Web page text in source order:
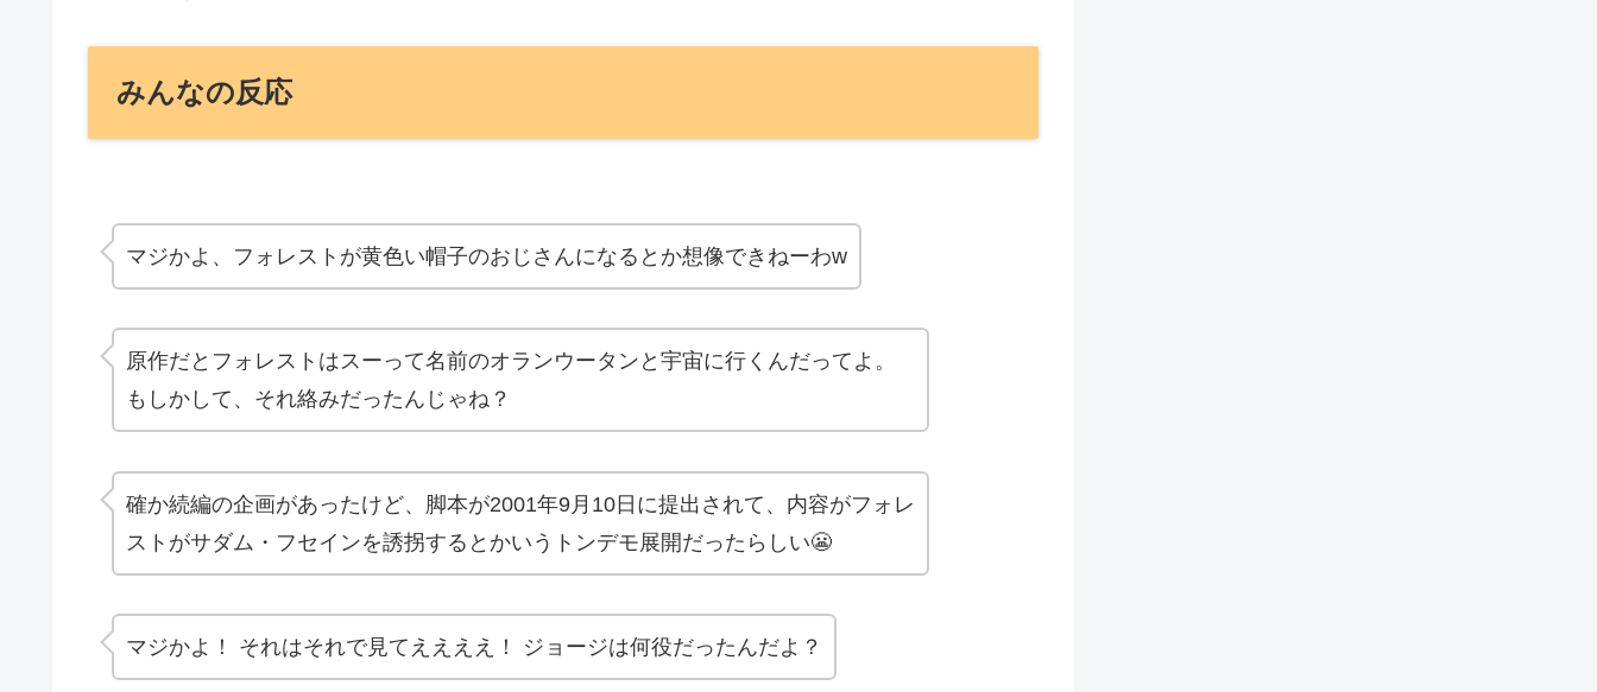
みんなの反応
マジかよ、フォレストが黄色い帽子のおじさんになるとか想像できねーわw
原作だとフォレストはスーって名前のオランウータンと宇宙に行くんだってよ。
もしかして、それ絡みだったんじゃね？
確か続編の企画があったけど、脚本が2001年9月10日 に提出されて、内容がフォレ
ストがサダム・フセインを誘拐するとかいうトンデモ展開だったらしい😬
マジかよ！ それはそれで見てええええ！ ジョージは何役だったんだよ？